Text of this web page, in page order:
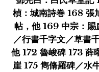
楨：城南詩巻 168 張
帖，他 169 中宗：
／行書千字文／草書
他 172 魯峻碑 173 薛
崖 175 雋脩羅碑／水